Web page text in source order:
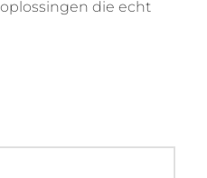
die echt